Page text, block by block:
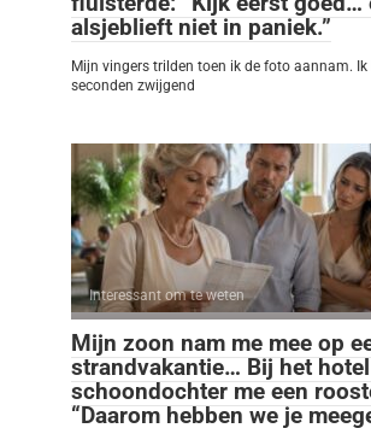
alsjeblieft niet in paniek.”
Mijn vingers trilden toen ik de foto aannam. Ik
seconden zwijgend
Interessant om te weten
Mijn zoon nam me mee op
strandvakantie… Bij het
schoondochter me een
“Daarom hebben we je